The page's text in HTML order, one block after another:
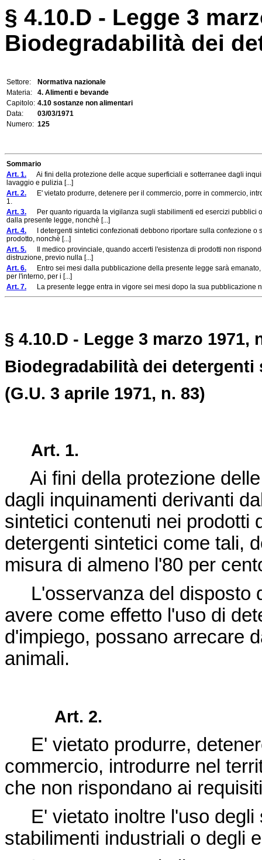
§ 4.10.D - Legge 3
Biodegradabilità dei
Settore:
Normativa nazionale
Materia:
4. Alimenti e bevande
Capitolo: 4.10 sostanze non alimentari
Data:
03/03/1971
Numero: 125
Sommario
Art. 1. Ai fini della protezione delle acque superficiali e sotterranee dagli
lavaggio e pulizia [...]
Art. 2. E' vietato produrre, detenere per il commercio, porre in commercio,
1.
Art. 3. Per quanto riguarda la vigilanza sugli stabilimenti ed esercizi pubblici
dalla presente legge, nonchè [...]
Art. 4. I detergenti sintetici confezionati debbono riportare sulla confezione o
prodotto, nonchè [...]
Art. 5. Il medico provinciale, quando accerti l'esistenza di prodotti non
distruzione, previo nulla [...]
Art. 6. Entro sei mesi dalla pubblicazione della presente legge sarà
per l'interno, per i [...]
Art. 7. La presente legge entra in vigore sei mesi dopo la sua pubblicazione
§ 4.10.D - Legge 3 marzo 1971,
Biodegradabilità dei detergenti
(G.U. 3 aprile 1971, n. 83)
Art. 1.
Ai fini della protezione
dagli inquinamenti derivanti
sintetici contenuti nei prodotti
detergenti sintetici come tali,
misura di almeno l'80 per
L'osservanza del disposto
avere come effetto l'uso di
d'impiego, possano arrecare
animali.
Art. 2.
E' vietato produrre,
commercio, introdurre nel
che non rispondano ai
E' vietato inoltre l'uso degli
stabilimenti industriali o degli